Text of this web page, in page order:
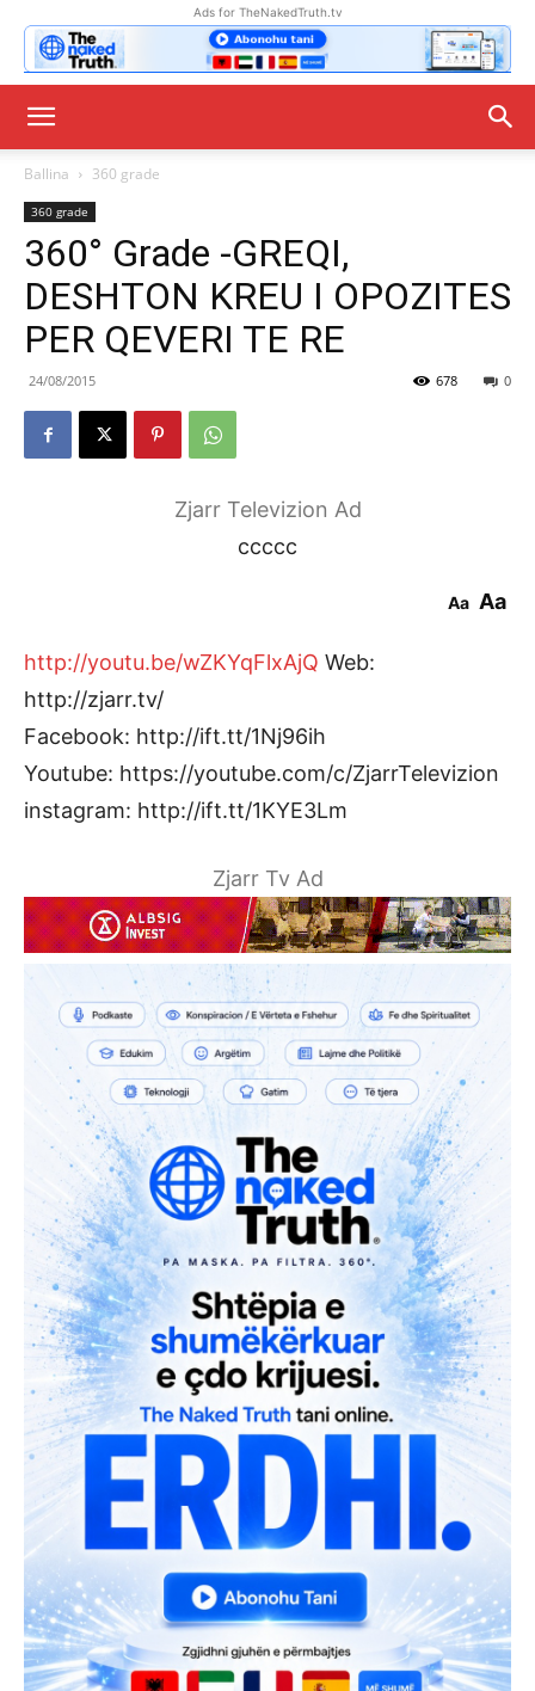
Ads for TheNakedTruth.tv
Ballina 360 grade
360 grade
360° Grade -GREQI,
DESHTON KREU I OPOZITES
PER QEVERI TE RE
24/08/2015 0
678
Zjarr Televizion Ad
ccccc
Aa Aa
http://youtu.be/wZKYqFlxAjQ Web:
http://zjarr.tv/
Facebook: http://ift.tt/1Nj96ih
Youtube: https://youtube.com/c/ZjarrTelevizion
instagram: http://ift.tt/1KYE3Lm
Zjarr Tv Ad